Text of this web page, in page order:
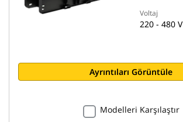
Voltaj
220 - 480 V
Ayrıntıları Görüntüle
Modelleri Karşılaştır